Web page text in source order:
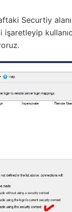
Securtiy
işaretleyip